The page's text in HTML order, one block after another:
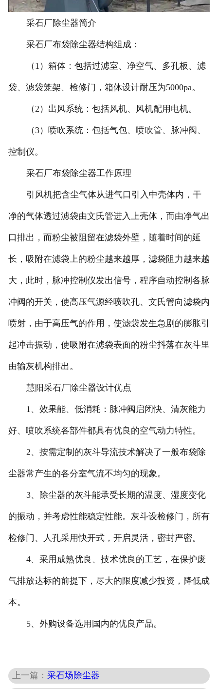
采石厂除尘器简介
采石厂布袋除尘器结构组成：
（1）箱体：包括过滤室、净空气、多孔板、滤
袋、滤袋笼架、检修门，箱体设计耐压为5000pa。
（2）出风系统：包括风机、风机配用电机。
（3）喷吹系统：包括气包、喷吹管、脉冲阀、
控制仪。
采石厂布袋除尘器工作原理
引风机把含尘气体从进气口引入中壳体内，干
净的气体透过滤袋由文氏管进入上壳体，而由净气出
口排出，而粉尘被阻留在滤袋外壁，随着时间的延
长，吸附在滤袋上的粉尘越来越厚，滤袋阻力越来越
大，此时，脉冲控制仪发出信号，程序自动控制各脉
冲阀的开关，使高压气源经喷吹孔、文氏管向滤袋内
喷射，由于高压气的作用，使滤袋发生急剧的膨胀引
起冲击振动，使吸附在滤袋表面的粉尘抖落在灰斗里
由输灰机构排出。
慧阳采石厂除尘器设计优点
1、效果能、低消耗：脉冲阀启闭快、清灰能力
好、喷吹系统各部件都具有优良的空气动力特性。
2、按需定制的灰斗导流技术解决了一般布袋除
尘器常产生的各分室气流不均匀的现象。
3、除尘器的灰斗能承受长期的温度、湿度变化
的振动，并考虑性能稳定性能。灰斗设检修门，所有
检修门、人孔采用快开式，开启灵活，密封严密。
4、采用成熟优良、技术优良的工艺，在保护废
气排放达标的前提下，尽大的限度减少投资，降低成
本。
5、外购设备选用国内的优良产品。
上一篇：采石场除尘器